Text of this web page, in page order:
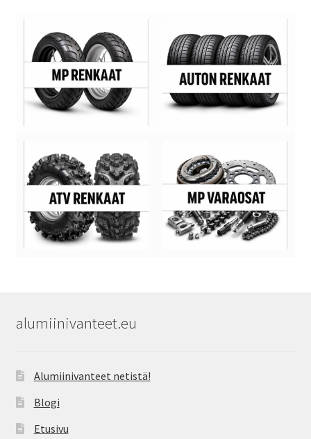
alumiinivanteet.eu
Alumiinivanteet netistä!
Blogi
Etusivu